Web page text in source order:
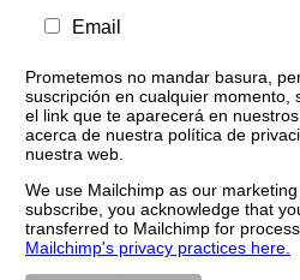
Email
Prometemos no mandar basura,
suscripción en cualquier momento,
el link que te aparecerá en
acerca de nuestra política de
nuestra web.
We use Mailchimp as our
subscribe, you acknowledge that
transferred to Mailchimp for
Mailchimp's privacy practices here.